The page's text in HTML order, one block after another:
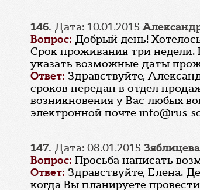
146. Дата: 10.01.2015
Вопрос: Добрый день!
Срок проживания три недели.
указать возможные даты
Ответ: Здравствуйте,
сроков передан в отдел
возникновения у Вас любых
электронной почте info@rus-
147. Дата: 08.01.2015
Вопрос: Просьба написать
Ответ: Здравствуйте, Елена.
когда Вы планируете